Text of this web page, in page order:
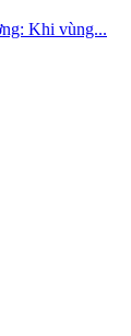
Khi vùng...